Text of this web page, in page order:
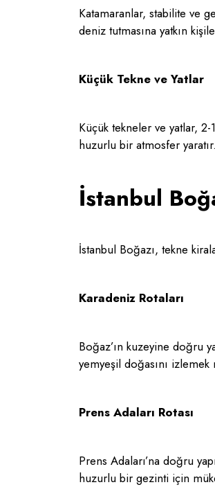
Katamaranlar, stabilite ve
deniz tutmasına yatkın
Küçük Tekne ve Yatlar
Küçük tekneler ve yatlar,
huzurlu bir atmosfer yaratır.
İstanbul
İstanbul Boğazı, tekne
Karadeniz Rotaları
Boğaz’ın kuzeyine doğru
yemyeşil doğasını
Prens Adaları Rotası
Prens Adaları’na doğru
huzurlu bir gezinti için